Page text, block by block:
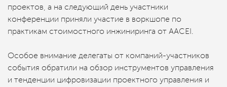
проектов, а на следующий день участники
конференции приняли участие в воркшопе по
практикам стоимостного инжиниринга от AACEI.
Особое внимание делегаты от компаний-участников
события обратили на обзор инструментов управления
и тенденции цифровизации проектного управления и